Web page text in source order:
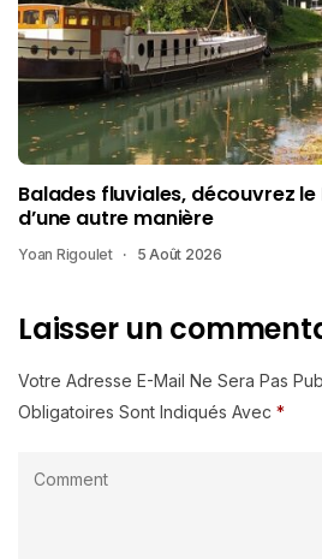
Balades fluviales, découvrez
d’une autre manière
Yoan Rigoulet 5 Août 2026
Laisser un
Votre Adresse E-Mail Ne Sera Pas
Obligatoires Sont Indiqués Avec *